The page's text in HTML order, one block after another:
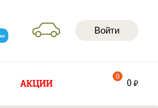
Войти
АКЦИИ 0 руб
0